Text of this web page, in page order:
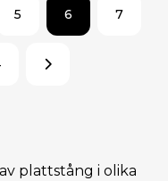
5 6 7
plattstång i olika